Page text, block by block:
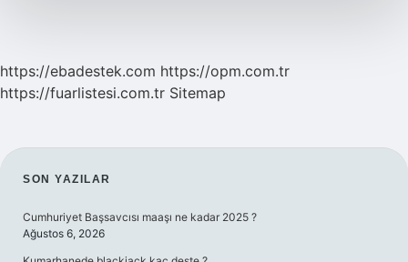
https://ebadestek.com https://opm.com.tr
https://fuarlistesi.com.tr Sitemap
SIDEBAR
SON YAZILAR
Cumhuriyet Başsavcısı maaşı ne kadar 2025 ?
Ağustos 6, 2026